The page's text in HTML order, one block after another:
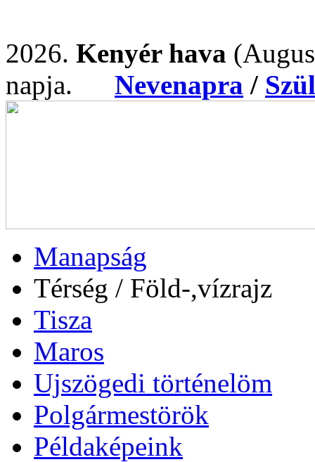
2026. Kenyér hava
napja. Nevenapra /
Manapság
Térség / Föld-,vízrajz
Tisza
Maros
Ujszögedi történelöm
Polgármestörök
Példaképeink